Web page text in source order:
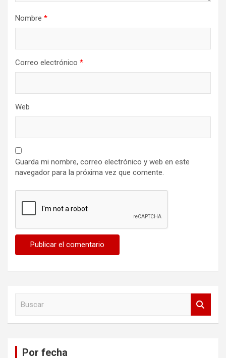
Nombre *
Correo electrónico *
Web
Guarda mi nombre, correo electrónico y web en este
navegador para la próxima vez que comente.
Por fecha